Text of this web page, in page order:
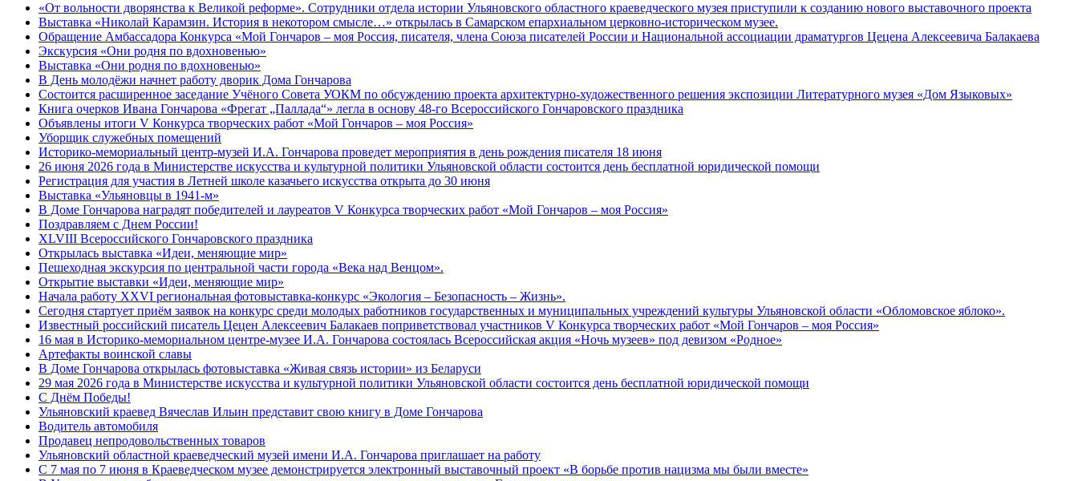
«От вольности дворянства к Великой реформе». Сотрудники отдела истории Ульяновского областного краеведческого музея приступили к созданию нового выставочного проекта
Выставка «Николай Карамзин. История в некотором смысле…» открылась в Самарском епархиальном церковно-историческом музее.
Обращение Амбассадора Конкурса «Мой Гончаров – моя Россия, писателя, члена Союза писателей России и Национальной ассоциации драматургов Цецена Алексеевича Балакаева
Экскурсия «Они родня по вдохновенью»
Выставка «Они родня по вдохновенью»
В День молодёжи начнет работу дворик Дома Гончарова
Состоится расширенное заседание Учёного Совета УОКМ по обсуждению проекта архитектурно-художественного решения экспозиции Литературного музея «Дом Языковых»
Книга очерков Ивана Гончарова «Фрегат „Паллада“» легла в основу 48-го Всероссийского Гончаровского праздника
Объявлены итоги V Конкурса творческих работ «Мой Гончаров – моя Россия»
Уборщик служебных помещений
Историко-мемориальный центр-музей И.А. Гончарова проведет мероприятия в день рождения писателя 18 июня
26 июня 2026 года в Министерстве искусства и культурной политики Ульяновской области состоится день бесплатной юридической помощи
Регистрация для участия в Летней школе казачьего искусства открыта до 30 июня
Выставка «Ульяновцы в 1941-м»
В Доме Гончарова наградят победителей и лауреатов V Конкурса творческих работ «Мой Гончаров – моя Россия»
Поздравляем с Днем России!
XLVIII Всероссийского Гончаровского праздника
Открылась выставка «Идеи, меняющие мир»
Пешеходная экскурсия по центральной части города «Века над Венцом».
Открытие выставки «Идеи, меняющие мир»
Начала работу XXVI региональная фотовыставка-конкурс «Экология – Безопасность – Жизнь».
Сегодня стартует приём заявок на конкурс среди молодых работников государственных и муниципальных учреждений культуры Ульяновской области «Обломовское яблоко».
Известный российский писатель Цецен Алексеевич Балакаев поприветствовал участников V Конкурса творческих работ «Мой Гончаров – моя Россия»
16 мая в Историко-мемориальном центре-музее И.А. Гончарова состоялась Всероссийская акция «Ночь музеев» под девизом «Родное»
Артефакты воинской славы
В Доме Гончарова открылась фотовыставка «Живая связь истории» из Беларуси
29 мая 2026 года в Министерстве искусства и культурной политики Ульяновской области состоится день бесплатной юридической помощи
С Днём Победы!
Ульяновский краевед Вячеслав Ильин представит свою книгу в Доме Гончарова
Водитель автомобиля
Продавец непродовольственных товаров
Ульяновский областной краеведческий музей имени И.А. Гончарова приглашает на работу
С 7 мая по 7 июня в Краеведческом музее демонстрируется электронный выставочный проект «В борьбе против нацизма мы были вместе»